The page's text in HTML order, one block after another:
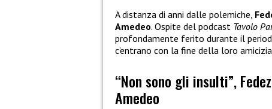
A distanza di anni dalle polemiche,
Amedeo. Ospite del podcast Tavolo
profondamente ferito durante il
c’entrano con la fine della loro
“Non sono gli insulti”,
Amedeo